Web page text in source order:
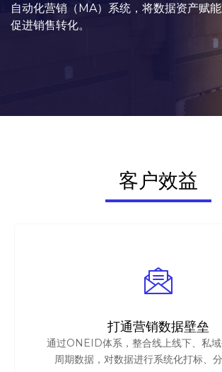
自动化营销（MA）系统，将数据资产赋能
促进销售转化。
客户效益
打通营销数据壁垒
通过ONEID体系，整合线上线下、私
周期数据，对数据进行系统化打标、